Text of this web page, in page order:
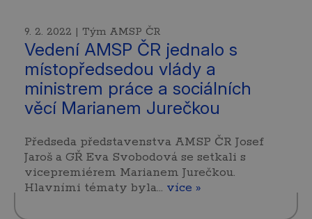
9. 2. 2022 | Tým AMSP ČR
Vedení AMSP ČR jednalo s
místopředsedou vlády a
ministrem práce a sociálních
věcí Marianem Jurečkou
Předseda představenstva AMSP ČR Josef
Jaroš a GŘ Eva Svobodová se setkali s
vicepremiérem Marianem Jurečkou.
Hlavními tématy byla… více »